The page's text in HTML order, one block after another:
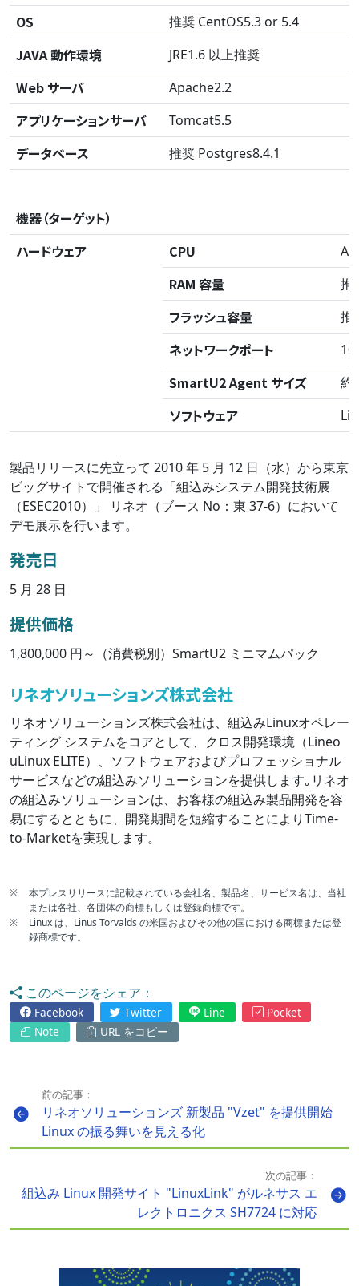
OS 推奨 CentOS5.3 or 5.4
JAVA 動作環境 JRE1.6 以上推奨
Web サーバ Apache2.2
アプリケーションサーバ Tomcat5.5
データベース 推奨 Postgres8.4.1
機器（ターゲット）
ハードウェア
CPU
RAM 容量 推
フラッシュ容量 推
ネットワークポート
SmartU2 Agent サイズ 約
ソフトウェア
製品リリースに先立って 2010 年 5 月 12 日（水）から東京
ビッグサイトで開催される「組込みシステム開発技術展
（ESEC2010）」 リネオ（ブース No：東 37-6）において
デモ展示を行います。
発売日
5 月 28 日
提供価格
1,800,000 円～（消費税別）SmartU2 ミニマムパック
リネオソリューションズ株式会社
リネオソリューションズ株式会社は、組込みLinuxオペレー
ティング システムをコアとして、クロス開発環境（Lineo
uLinux ELITE）、ソフトウェアおよびプロフェッショナル
サービスなどの組込みソリューションを提供します｡リネオ
の組込みソリューションは、お客様の組込み製品開発を容
易にするとともに、開発期間を短縮することによりTime-
to-Marketを実現します。
※
本プレスリリースに記載されている会社名、製品名、サービス名は、当社
または各社、各団体の商標もしくは登録商標です。
※
Linux は、Linus Torvalds の米国およびその他の国における商標または登
録商標です。
このページをシェア：
Facebook Twitter Line
Pocket
Note
URL をコピー
前の記事：
リネオソリューションズ 新製品 "Vzet" を提供開始
Linux の振る舞いを見える化
次の記事：
組込み Linux 開発サイト "LinuxLink" がルネサス エ
レクトロニクス SH7724 に対応